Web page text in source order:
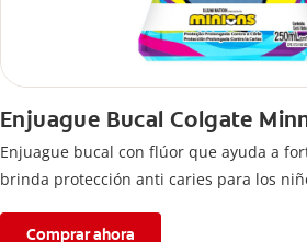
Enjuague Bucal Colgate
Enjuague bucal con flúor que ayuda a
brinda protección anti caries para los
Comprar ahora